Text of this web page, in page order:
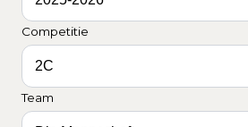
Competitie
Team